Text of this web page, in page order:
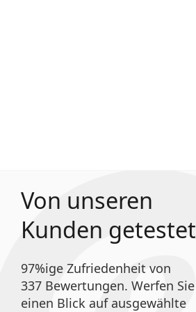
Von unseren
Kunden getestet
97%ige Zufriedenheit von
337 Bewertungen. Werfen Sie
einen Blick auf ausgewählte